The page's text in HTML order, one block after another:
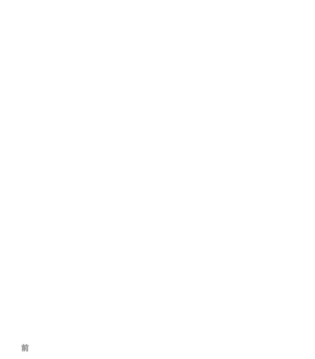
投
前
前